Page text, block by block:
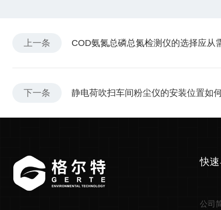
上一条 COD氨氮总磷总氮检测仪的选择应从
下一条 静电荷吹扫车间粉尘仪的安装位置如
快
公司